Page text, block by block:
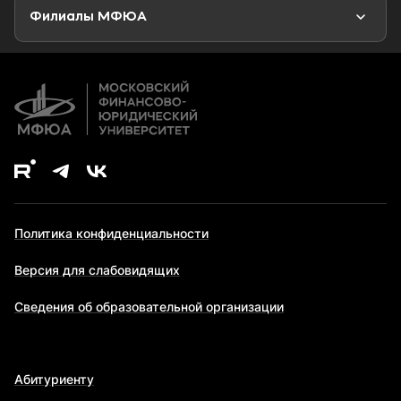
Дополнительное образование
Филиалы МФЮА
Политика конфиденциальности
Версия для слабовидящих
Сведения об образовательной организации
Абитуриенту